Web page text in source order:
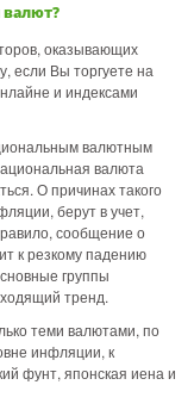
оказывающих
если Вы торгуете на
и индексами
валютным
валюта
О причинах такого
берут в учет,
сообщение о
к резкому падению
группы
тренд.
теми валютами, по
инфляции, к
фунт, японская иена и